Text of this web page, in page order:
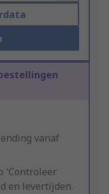
vanaf
'Controleer
en levertijden.